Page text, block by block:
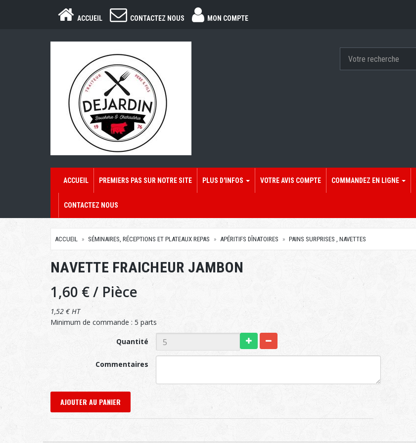
ACCUEIL CONTACTEZ NOUS MON COMPTE
ACCUEIL PREMIERS PAS SUR NOTRE SITE PLUS D'INFOS VOTRE AVIS COMPTE COMMANDEZ EN LIGNE
CONTACTEZ NOUS
ACCUEIL SÉMINAIRES, RÉCEPTIONS ET PLATEAUX REPAS APÉRITIFS DÎNATOIRES PAINS SURPRISES , NAVETTES
NAVETTE FRAICHEUR JAMBON
1,60 €/ Pièce
1,52 € HT
Minimum de commande : 5 parts
Quantité
Commentaires
AJOUTER AU PANIER